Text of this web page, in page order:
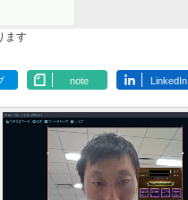
ます
note LinkedIn